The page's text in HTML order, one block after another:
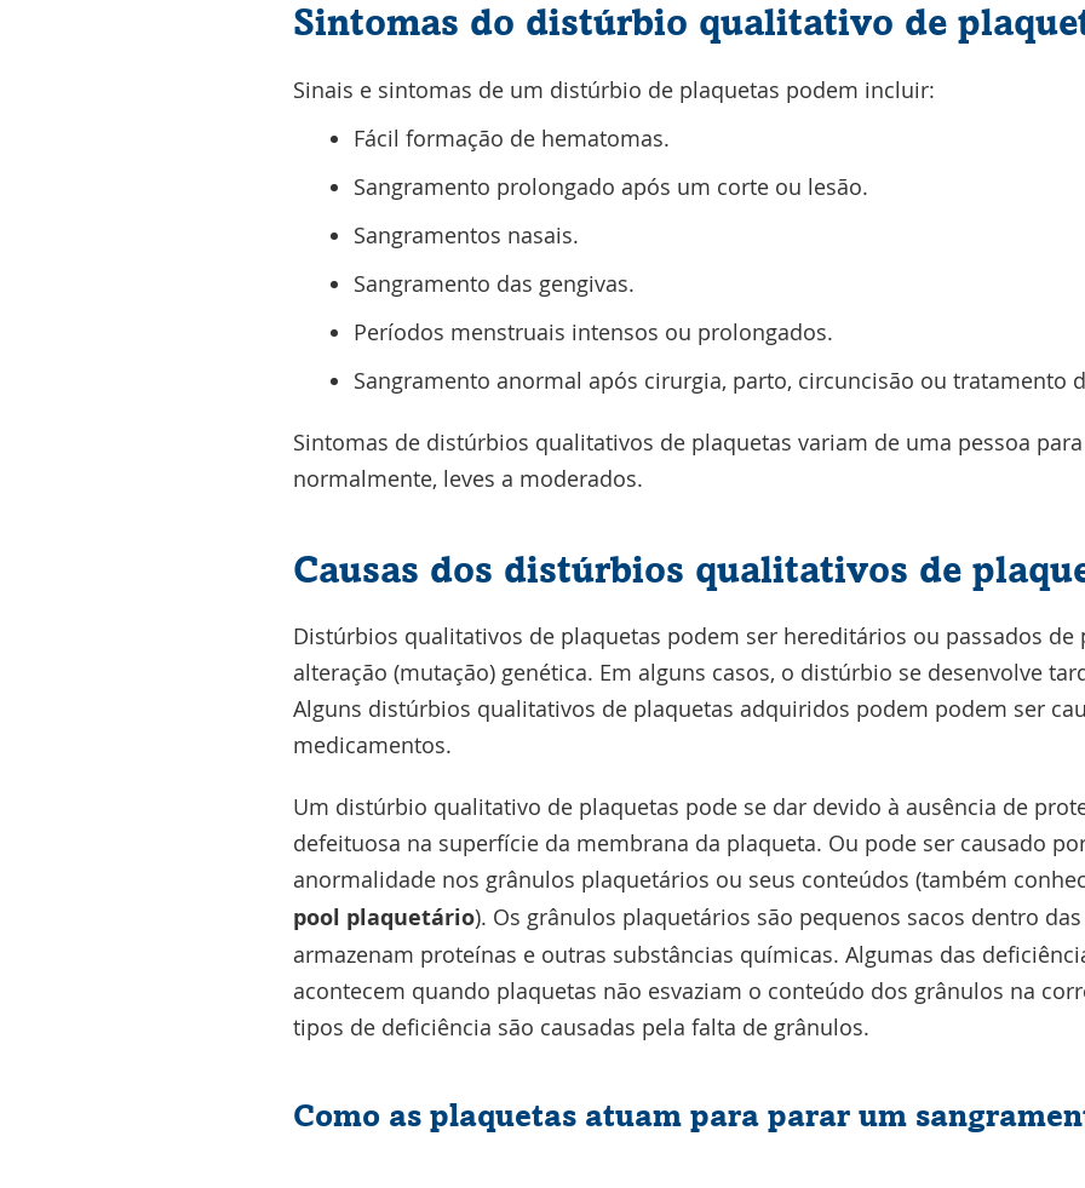
Sintomas do distúrbio qualitativo de
Sinais e sintomas de um distúrbio de plaquetas podem incluir:
Fácil formação de hematomas.
Sangramento prolongado após um corte ou lesão.
Sangramentos nasais.
Sangramento das gengivas.
Períodos menstruais intensos ou prolongados.
Sangramento anormal após cirurgia, parto, circuncisão ou tratamento
Sintomas de distúrbios qualitativos de plaquetas variam de uma pessoa
normalmente, leves a moderados.
Causas dos distúrbios qualitativos de
Distúrbios qualitativos de plaquetas podem ser hereditários ou passados
alteração (mutação) genética. Em alguns casos, o distúrbio se desenvolve
Alguns distúrbios qualitativos de plaquetas adquiridos podem podem ser
medicamentos.
Um distúrbio qualitativo de plaquetas pode se dar devido à ausência de
defeituosa na superfície da membrana da plaqueta. Ou pode ser causado
anormalidade nos grânulos plaquetários ou seus conteúdos (também
pool plaquetário). Os grânulos plaquetários são pequenos sacos dentro
armazenam proteínas e outras substâncias químicas. Algumas das
acontecem quando plaquetas não esvaziam o conteúdo dos grânulos na
tipos de deficiência são causadas pela falta de grânulos.
Como as plaquetas atuam para parar um